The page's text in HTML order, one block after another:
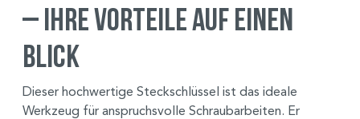
– Ihre Vorteile auf einen
Blick
Dieser hochwertige Steckschlüssel ist das ideale
Werkzeug für anspruchsvolle Schraubarbeiten. Er